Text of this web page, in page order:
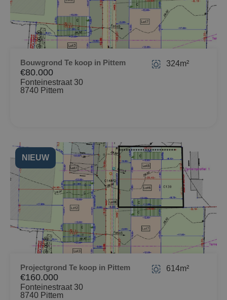
Bouwgrond Te koop in Pittem
€80.000
Fonteinestraat 30
8740 Pittem
324m²
NIEUW
Projectgrond Te koop in Pittem
€160.000
Fonteinestraat 30
8740 Pittem
614m²